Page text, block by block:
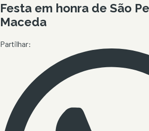
Festa em honra de São
Maceda
Partilhar: